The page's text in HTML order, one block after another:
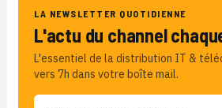
LA NEWSLETTER QUOTIDIENNE
L'actu du channel
L'essentiel de la distribution IT &
vers 7h dans votre boîte mail.